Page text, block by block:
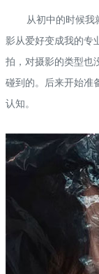
从初中的时候我
影从爱好变成我的专
拍，对摄影的类型也
碰到的。后来开始准
认知。